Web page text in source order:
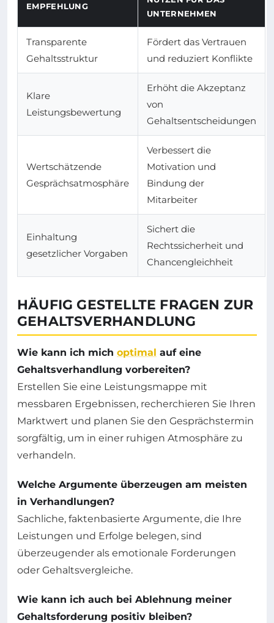
EMPFEHLUNG
UNTERNEHMEN
Transparente
Gehaltsstruktur
Fördert das Vertrauen
und reduziert Konflikte
Klare
Leistungsbewertung
Erhöht die Akzeptanz
von
Gehaltsentscheidungen
Wertschätzende
Gesprächsatmosphäre
Verbessert die
Motivation und
Bindung der
Mitarbeiter
Einhaltung
gesetzlicher Vorgaben
Sichert die
Rechtssicherheit und
Chancengleichheit
HÄUFIG GESTELLTE FRAGEN ZUR
GEHALTSVERHANDLUNG
Wie kann ich mich optimal auf eine
Gehaltsverhandlung vorbereiten?
Erstellen Sie eine Leistungsmappe mit
messbaren Ergebnissen, recherchieren Sie Ihren
Marktwert und planen Sie den Gesprächstermin
sorgfältig, um in einer ruhigen Atmosphäre zu
verhandeln.
Welche Argumente überzeugen am meisten
in Verhandlungen?
Sachliche, faktenbasierte Argumente, die Ihre
Leistungen und Erfolge belegen, sind
überzeugender als emotionale Forderungen
oder Gehaltsvergleiche.
Wie kann ich auch bei Ablehnung meiner
Gehaltsforderung positiv bleiben?